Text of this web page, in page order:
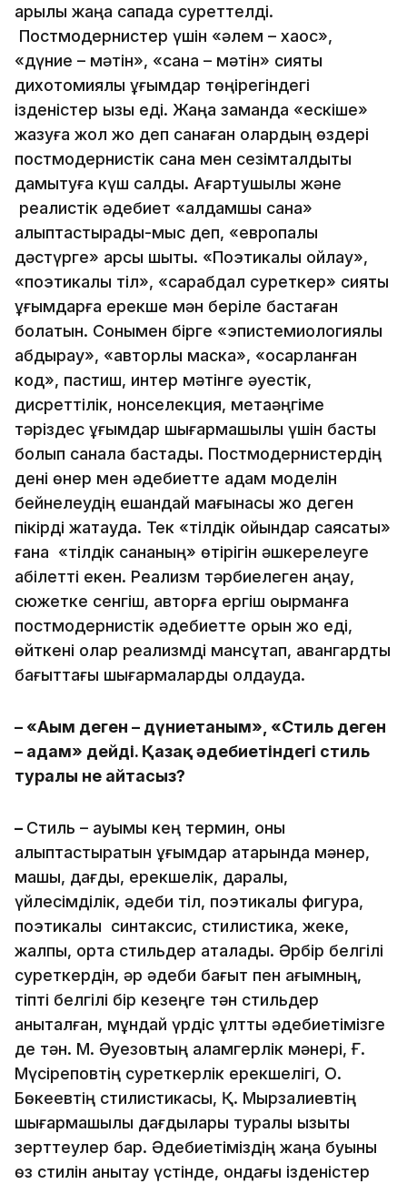
арқылы жаңа сапада суреттелді.
Постмодернистер үшін «әлем – хаос»,
«дүние – мәтін», «сана – мәтін» сияқты
дихотомиялық ұғымдар төңірегіндегі
ізденістер қызық еді. Жаңа заманда «ескіше»
жазуға жол жоқ деп санаған олардың өздері
постмодернистік сана мен сезімталдықты
дамытуға күш салды. Ағартушылық және
реалистік әдебиет «алдамшы сана»
қалыптастырады-мыс деп, «европалық
дәстүрге» қарсы шықты. «Поэтикалық ойлау»,
«поэтикалық тіл», «сарабдал суреткер» сияқты
ұғымдарға ерекше мән беріле бастаған
болатын. Сонымен бірге «эпистемиологиялық
абдырау», «авторлық маска», «қосарланған
код», пастиш, интер мәтінге әуестік,
дисреттілік, нонселекция, метаәңгіме
тәріздес ұғымдар шығармашылық үшін басты
болып санала бастады. Постмодернистердің
дені өнер мен әдебиетте адам моделін
бейнелеудің ешқандай мағынасы жоқ деген
пікірді жақтауда. Тек «тілдік ойындар саясаты»
ғана «тілдік сананың» өтірігін әшкерелеуге
қабілетті екен. Реализм тәрбиелеген аңқау,
сюжетке сенгіш, авторға ергіш оқырманға
постмодернистік әдебиетте орын жоқ еді,
өйткені олар реализмді мансұқтап, авангардтық
бағыттағы шығармаларды қолдауда.
– «Ағым деген – дүниетаным», «Стиль деген
– адам» дейді. Қазақ әдебиетіндегі стиль
туралы не айтасыз?
– Стиль – ауқымы кең термин, оны
қалыптастыратын ұғымдар қатарында мәнер,
машық, дағды, ерекшелік, даралық,
үйлесімділік, әдеби тіл, поэтикалық фигура,
поэтикалық синтаксис, стилистика, жеке,
жалпы, ортақ стильдер аталады. Әрбір белгілі
суреткердін, әр әдеби бағыт пен ағымның,
тіпті белгілі бір кезеңге тән стильдер
анықталған, мұндай үрдіс ұлттық әдебиетімізге
де тән. М. Әуезовтың қаламгерлік мәнері, Ғ.
Мүсіреповтің суреткерлік ерекшелігі, О.
Бөкеевтің стилистикасы, Қ. Мырзалиевтің
шығармашылық дағдылары туралы қызықты
зерттеулер бар. Әдебиетіміздің жаңа буыны
өз стилін анықтау үстінде, ондағы ізденістер